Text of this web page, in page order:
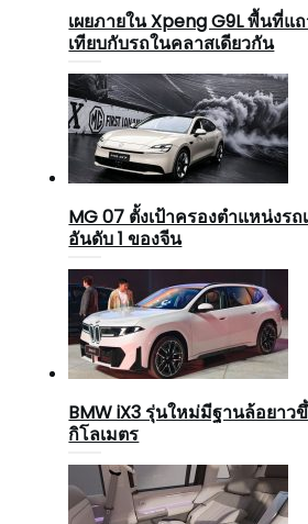
เผยภายใน Xpeng G9L พื้นที่แ
เทียบกับรถในคลาสเดียวกัน
MG 07 ตั้งเป้าครองตำแหน่งร
อันดับ 1 ของจีน
BMW iX3 รุ่นใหม่มีฐานล้อยาว
กิโลเมตร